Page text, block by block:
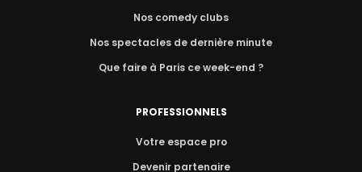
Nos comedy clubs
Nos spectacles de dernière minute
Que faire à Paris ce week-end ?
PROFESSIONNELS
Votre espace pro
Devenir partenaire